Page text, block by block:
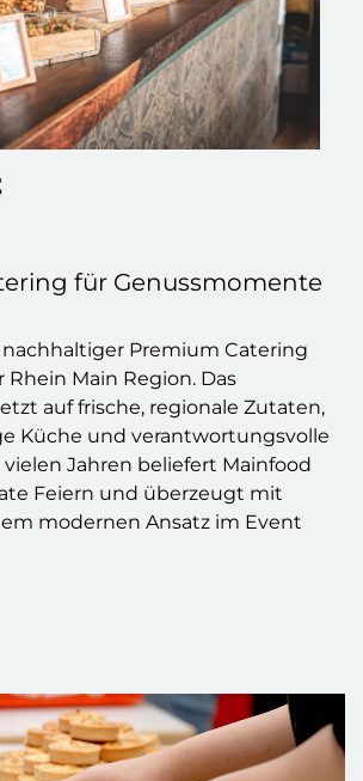
für Genussmomente
Premium Catering
Main Region. Das
auf frische, regionale Zutaten,
Küche und verantwortungsvolle
Jahren beliefert Mainfood
Feiern und überzeugt mit
modernen Ansatz im Event